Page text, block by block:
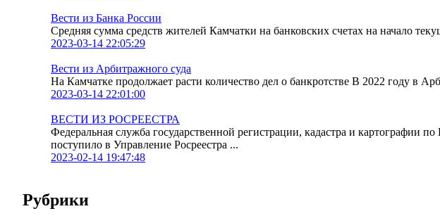
Вести из Банка России
Средняя сумма средств жителей Камчатки на банковских счетах на начало
2023-03-14 22:05:29
Вести из Арбитражного суда
На Камчатке продолжает расти количество дел о банкротстве В 2022 году в
2023-03-14 22:01:00
ВЕСТИ ИЗ РОСРЕЕСТРА
Федеральная служба государственной регистрации, кадастра и картографии
поступило в Управление Росреестра ...
2023-02-14 19:47:48
Рубрики